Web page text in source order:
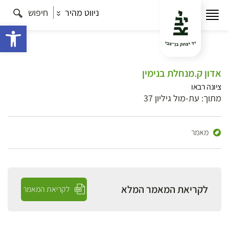
ניווט מהיר חיפוש
אדון ק.מנחלת בנימין
ציונה רבאו
מתוך: עת-מול גיליון 37
מאמר
לקריאת המאמר המלא לקריאת המאמר